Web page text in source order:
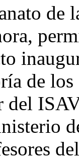
de
del